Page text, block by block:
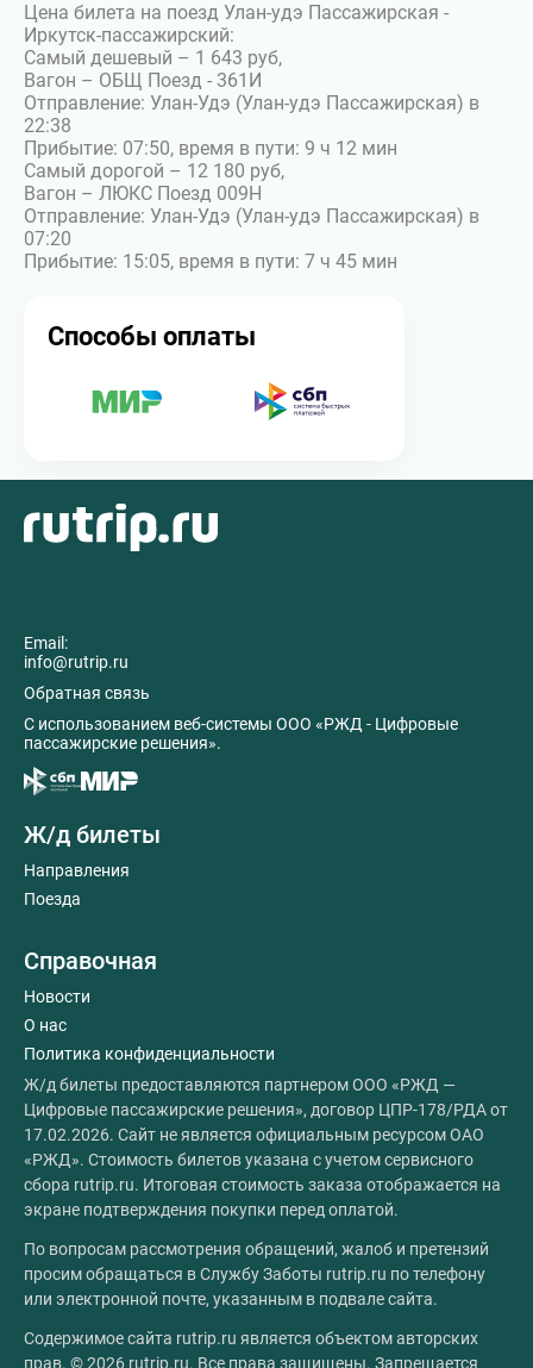
Цена билета на поезд Улан-удэ Пассажирская -
Иркутск-пассажирский:
Самый дешевый – 1 643 руб,
Вагон – ОБЩ Поезд - 361И
Отправление: Улан-Удэ (Улан-удэ Пассажирская) в
22:38
Прибытие: 07:50, время в пути: 9 ч 12 мин
Самый дорогой – 12 180 руб,
Вагон – ЛЮКС Поезд 009Н
Отправление: Улан-Удэ (Улан-удэ Пассажирская) в
07:20
Прибытие: 15:05, время в пути: 7 ч 45 мин
Способы оплаты
Email:
info@rutrip.ru
Обратная связь
C использованием веб-системы ООО «РЖД - Цифровые
пассажирские решения».
Ж/д билеты
Направления
Поезда
Справочная
Новости
О нас
Политика конфиденциальности
Ж/д билеты предоставляются партнером ООО «РЖД —
Цифровые пассажирские решения», договор ЦПР-178/РДА от
17.02.2026. Сайт не является официальным ресурсом ОАО
«РЖД». Стоимость билетов указана с учетом сервисного
сбора rutrip.ru. Итоговая стоимость заказа отображается на
экране подтверждения покупки перед оплатой.
По вопросам рассмотрения обращений, жалоб и претензий
просим обращаться в Службу Заботы rutrip.ru по телефону
или электронной почте, указанным в подвале сайта.
Содержимое сайта rutrip.ru является объектом авторских
прав. © 2026 rutrip.ru. Все права защищены. Запрещается